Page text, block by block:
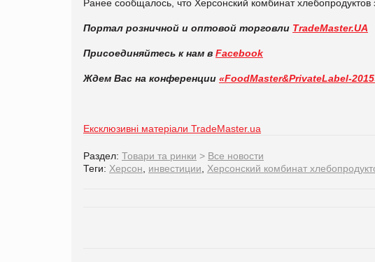
Ранее сообщалось, что Херсонский комбинат
Портал розничной и оптовой торговли TradeMaster.UA
Присоединяйтесь к нам в Facebook
Ждем Вас на конференции «FoodMaster&PrivateLabel-
Ексклюзивні матеріали TradeMaster.ua
Раздел: Товари та ринки > Все новости
Теги: Херсон инвестиции Херсонский комбинат